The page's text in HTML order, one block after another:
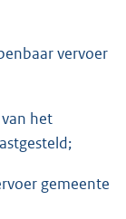
vervoer
het
gemeente